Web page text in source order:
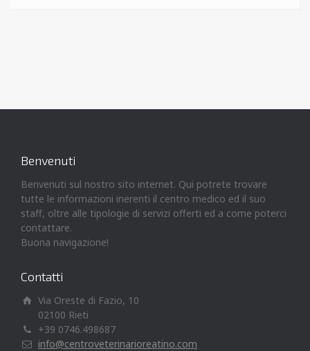
Benvenuti
Benvenuti sul nostro sito internet. Qui potrete trovare
tutte le informazioni inerenti il centro medico ed il suo
staff, oltre alle tipologie di servizi offerti ed a come poterci
contattare.
Buona navigazione!
Contatti
Via Oreste di Fazio, 10
02100 Rieti
+39 0746.498687
info@centroveterinarioreatino.com